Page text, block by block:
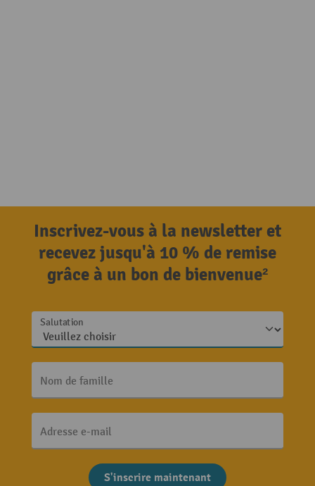
Inscrivez-vous à la newsletter et
recevez jusqu'à 10 % de remise
grâce à un bon de bienvenue²
Salutation
Nom de famille
Adresse e-mail
S'inscrire maintenant